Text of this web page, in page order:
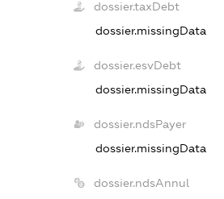
dossier.taxDebt
dossier.missingData
dossier.esvDebt
dossier.missingData
dossier.ndsPayer
dossier.missingData
dossier.ndsAnnul